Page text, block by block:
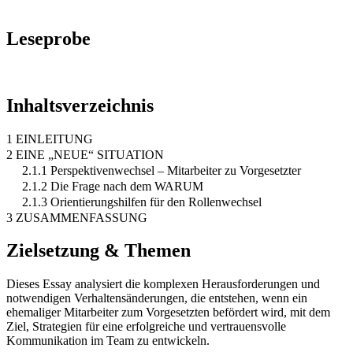
Leseprobe
Inhaltsverzeichnis
1 EINLEITUNG
2 EINE „NEUE“ SITUATION
2.1.1 Perspektivenwechsel – Mitarbeiter zu Vorgesetzter
2.1.2 Die Frage nach dem WARUM
2.1.3 Orientierungshilfen für den Rollenwechsel
3 ZUSAMMENFASSUNG
Zielsetzung & Themen
Dieses Essay analysiert die komplexen Herausforderungen und
notwendigen Verhaltensänderungen, die entstehen, wenn ein
ehemaliger Mitarbeiter zum Vorgesetzten befördert wird, mit dem
Ziel, Strategien für eine erfolgreiche und vertrauensvolle
Kommunikation im Team zu entwickeln.